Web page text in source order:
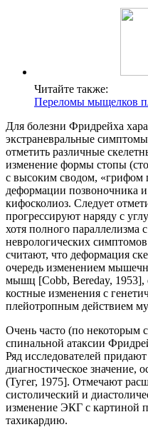
Читайте также:
Переломы мыщелков
Для болезни Фридрейха
экстраневральные
отметить различные
изменение формы стопы
с высоким сводом, «грифом
деформации позвоночника
кифосколиоз. Следует
прогрессируют наряду с
хотя полного параллелизма
неврологических
считают, что деформация
очередь изменением
мышц [Cobb, Bereday, 1953],
костные изменения с
плейотропным действием
Очень часто (по некоторым
спинальной атаксии
Ряд исследователей
диагностическое значение,
(Тугег, 1975]. Отмечают
систолический и
изменение ЭКГ с картиной
тахикардию.